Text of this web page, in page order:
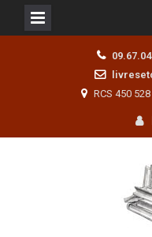
RCS 450